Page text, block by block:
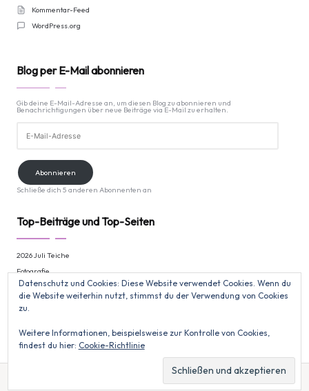
Kommentar-Feed
WordPress.org
Blog per E-Mail abonnieren
Gib deine E-Mail-Adresse an, um diesen Blog zu abonnieren und
Benachrichtigungen über neue Beiträge via E-Mail zu erhalten.
Mail-
Adresse
Abonnieren
Schließe dich 5 anderen Abonnenten an
Top-Beiträge und Top-Seiten
2026 Juli Teiche
Fotografie
Alles aus dem März 2021
Datenschutz und Cookies: Diese Website verwendet Cookies. Wenn du
die Website weiterhin nutzt, stimmst du der Verwendung von Cookies
zu.
Weitere Informationen, beispielsweise zur Kontrolle von Cookies,
findest du hier: Cookie-Richtlinie